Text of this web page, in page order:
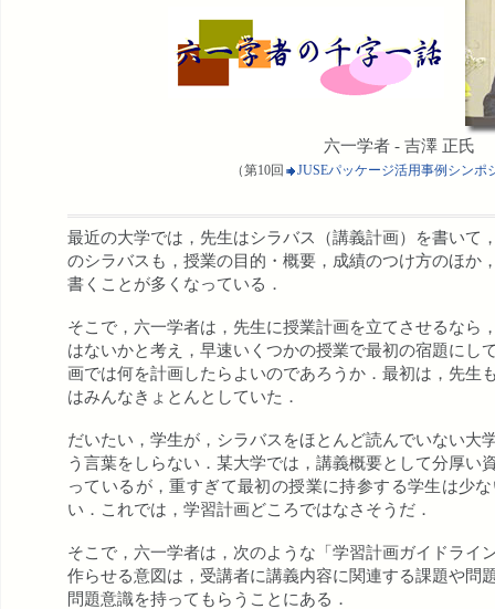
六一学者 - 吉澤 正氏
（第10回 JUSEパッケージ活用事例シンポ
最近の大学では，先生はシラバス（講義計画）を書いて
のシラバスも，授業の目的・概要，成績のつけ方のほか
書くことが多くなっている．
そこで，六一学者は，先生に授業計画を立てさせるなら
はないかと考え，早速いくつかの授業で最初の宿題にし
画では何を計画したらよいのであろうか．最初は，先生
はみんなきょとんとしていた．
だいたい，学生が，シラバスをほとんど読んでいない大
う言葉をしらない．某大学では，講義概要として分厚い
っているが，重すぎて最初の授業に持参する学生は少
い．これでは，学習計画どころではなさそうだ．
そこで，六一学者は，次のような「学習計画ガイドライ
作らせる意図は，受講者に講義内容に関連する課題や問
問題意識を持ってもらうことにある．